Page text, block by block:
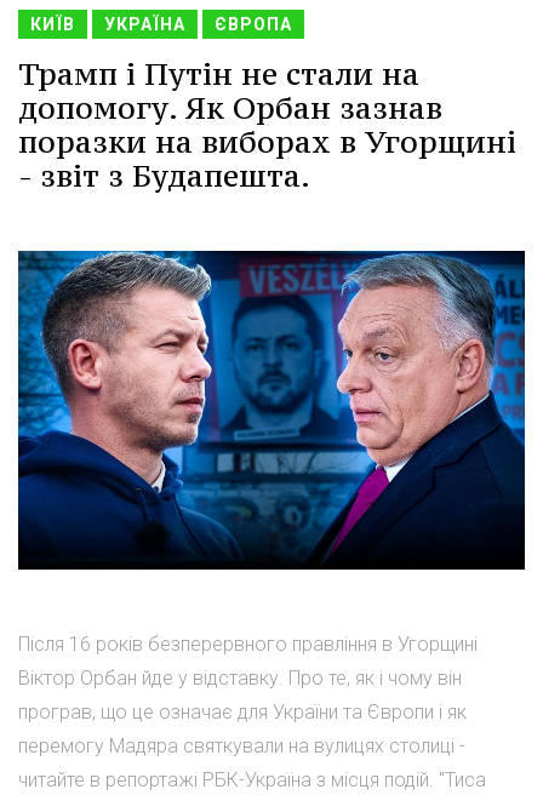
КИЇВ УКРАЇНА ЄВРОПА
Трамп і Путін не стали на
допомогу. Як Орбан зазнав
поразки на виборах в Угорщині
- звіт з Будапешта.
Після 16 років безперервного правління в Угорщині
Віктор Орбан йде у відставку. Про те, як і чому він
програв, що це означає для України та Європи і як
перемогу Мадяра святкували на вулицях столиці -
читайте в репортажі РБК-Україна з місця подій. "Тиса